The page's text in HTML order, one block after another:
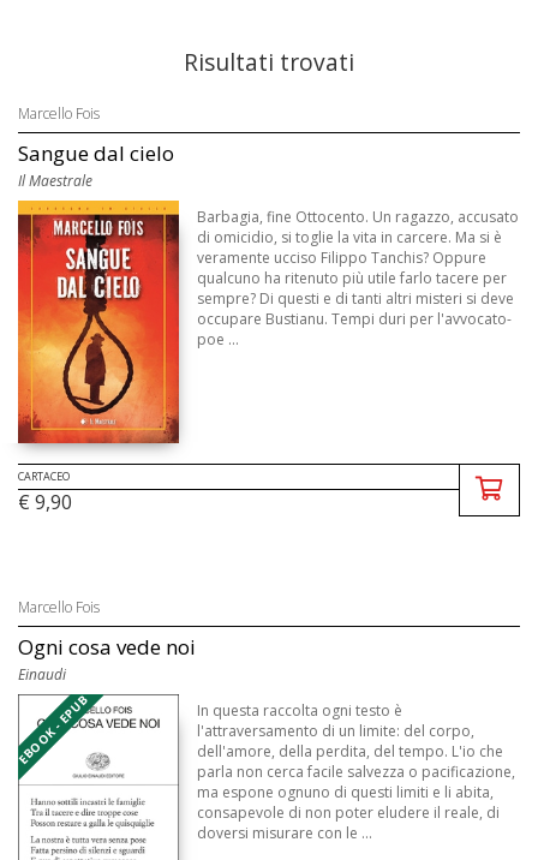
Risultati trovati
Marcello Fois
Sangue dal cielo
Il Maestrale
Barbagia, fine Ottocento. Un ragazzo, accusato
di omicidio, si toglie la vita in carcere. Ma si è
veramente ucciso Filippo Tanchis? Oppure
qualcuno ha ritenuto più utile farlo tacere per
sempre? Di questi e di tanti altri misteri si deve
occupare Bustianu. Tempi duri per l'avvocato-
poe ...
CARTACEO
€ 9,90
Marcello Fois
Ogni cosa vede noi
Einaudi
EBOOK - EPUB
In questa raccolta ogni testo è
l'attraversamento di un limite: del corpo,
dell'amore, della perdita, del tempo. L'io che
parla non cerca facile salvezza o pacificazione,
ma espone ognuno di questi limiti e li abita,
consapevole di non poter eludere il reale, di
doversi misurare con le ...